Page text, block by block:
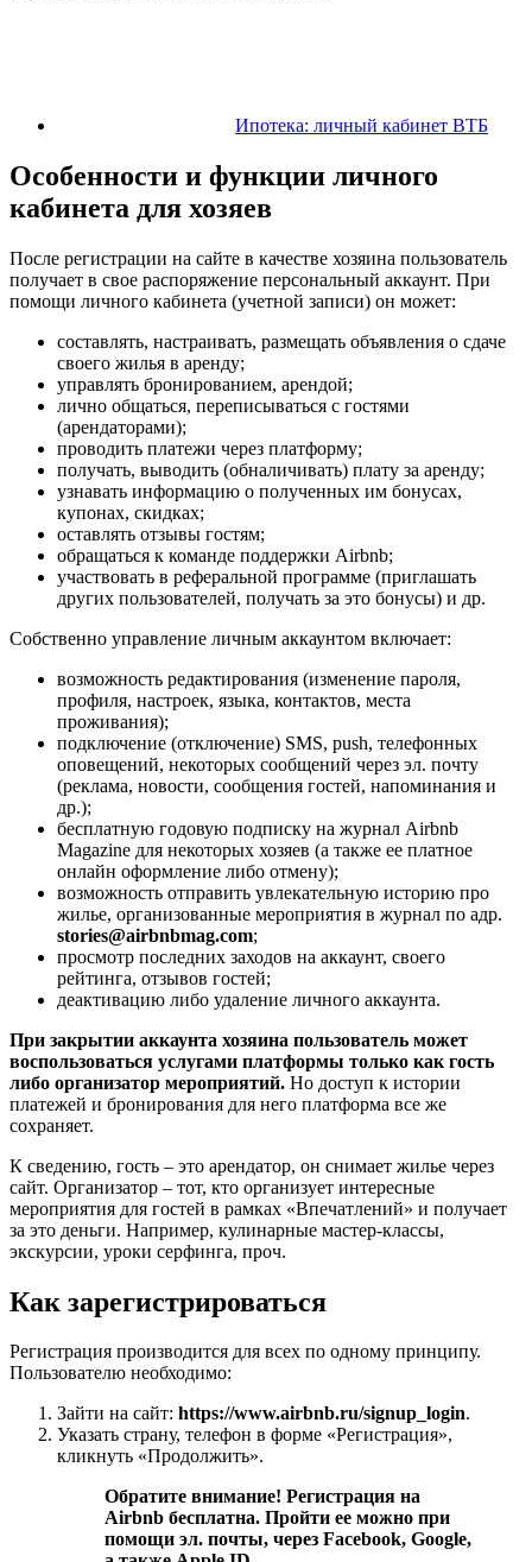
Ипотека: личный кабинет ВТБ
Особенности и функции личного
кабинета для хозяев
После регистрации на сайте в качестве хозяина пользователь
получает в свое распоряжение персональный аккаунт. При
помощи личного кабинета (учетной записи) он может:
составлять, настраивать, размещать объявления о сдаче
своего жилья в аренду;
управлять бронированием, арендой;
лично общаться, переписываться с гостями
(арендаторами);
проводить платежи через платформу;
получать, выводить (обналичивать) плату за аренду;
узнавать информацию о полученных им бонусах,
купонах, скидках;
оставлять отзывы гостям;
обращаться к команде поддержки Airbnb;
участвовать в реферальной программе (приглашать
других пользователей, получать за это бонусы) и др.
Собственно управление личным аккаунтом включает:
возможность редактирования (изменение пароля,
профиля, настроек, языка, контактов, места
проживания);
подключение (отключение) SMS, push, телефонных
оповещений, некоторых сообщений через эл. почту
(реклама, новости, сообщения гостей, напоминания и
др.);
бесплатную годовую подписку на журнал Airbnb
Magazine для некоторых хозяев (а также ее платное
онлайн оформление либо отмену);
возможность отправить увлекательную историю про
жилье, организованные мероприятия в журнал по адр.
stories@airbnbmag.com;
просмотр последних заходов на аккаунт, своего
рейтинга, отзывов гостей;
деактивацию либо удаление личного аккаунта.
При закрытии аккаунта хозяина пользователь может
воспользоваться услугами платформы только как гость
либо организатор мероприятий. Но доступ к истории
платежей и бронирования для него платформа все же
сохраняет.
К сведению, гость – это арендатор, он снимает жилье через
сайт. Организатор – тот, кто организует интересные
мероприятия для гостей в рамках «Впечатлений» и получает
за это деньги. Например, кулинарные мастер-классы,
экскурсии, уроки серфинга, проч.
Как зарегистрироваться
Регистрация производится для всех по одному принципу.
Пользователю необходимо:
Зайти на сайт: https://www.airbnb.ru/signup_login.
Указать страну, телефон в форме «Регистрация»,
кликнуть «Продолжить».
Обратите внимание! Регистрация на
Airbnb бесплатна. Пройти ее можно при
помощи эл. почты, через Facebook, Google,